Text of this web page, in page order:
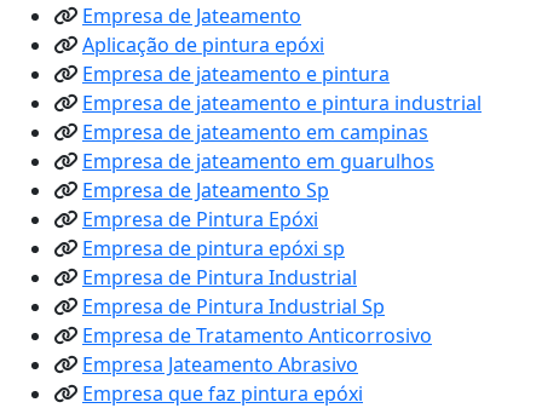
Empresa de Jateamento
Aplicação de pintura epóxi
Empresa de jateamento e pintura
Empresa de jateamento e pintura industrial
Empresa de jateamento em campinas
Empresa de jateamento em guarulhos
Empresa de Jateamento Sp
Empresa de Pintura Epóxi
Empresa de pintura epóxi sp
Empresa de Pintura Industrial
Empresa de Pintura Industrial Sp
Empresa de Tratamento Anticorrosivo
Empresa Jateamento Abrasivo
Empresa que faz pintura epóxi